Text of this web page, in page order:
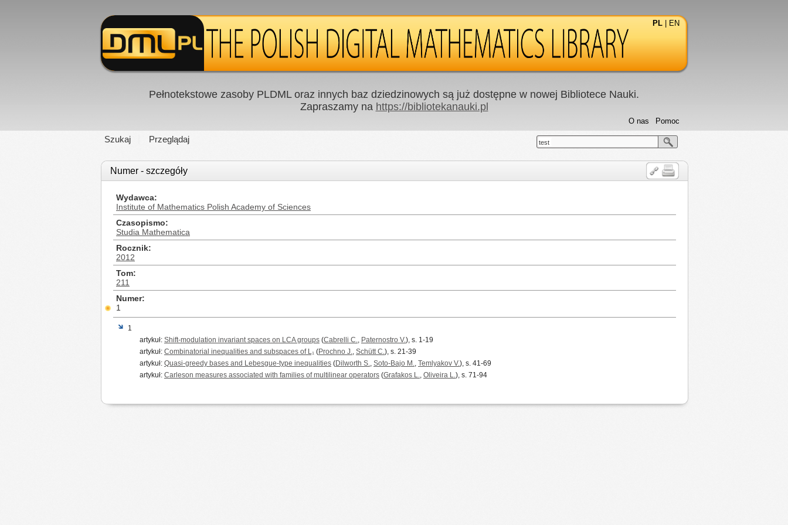
PL EN
Pełnotekstowe zasoby PLDML oraz innych baz dziedzinowych są już dostępne w nowej Bibliotece Nauki.
Zapraszamy na https://bibliotekanauki.pl
Szukaj Przeglądaj
Pomoc
O nas
test
Numer - szczegóły
Wydawca
Institute of Mathematics Polish Academy of Sciences
Czasopismo
Studia Mathematica
Rocznik
2012
Tom
211
Numer
1
1
artykuł: Shift-modulation invariant spaces on LCA groups (Cabrelli C., Paternostro V.), s. 1-19
artykuł: Combinatorial inequalities and subspaces of L₁ (Prochno J., Schütt C.), s. 21-39
artykuł: Quasi-greedy bases and Lebesgue-type inequalities (Dilworth S., Soto-Bajo M., Temlyakov V.), s. 41-69
artykuł: Carleson measures associated with families of multilinear operators (Grafakos L., Oliveira L.), s. 71-94